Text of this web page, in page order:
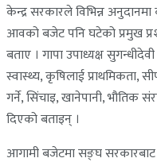
केन्द्र सरकारले विभिन्न
आवको बजेट पनि घटेको प्रमुख
बताए । गापा उपाध्यक्ष
स्वास्थ्य, कृषिलाई प्राथमिकता,
गर्ने, सिंचाइ, खानेपानी, भौतिक
दिएको बताइन् ।
आगामी बजेटमा सङ्घ सरकारबाट